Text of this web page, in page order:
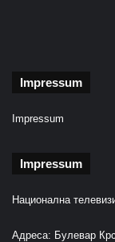
Impressum
Impressum
Impressum
Национална
Адреса: Булевар